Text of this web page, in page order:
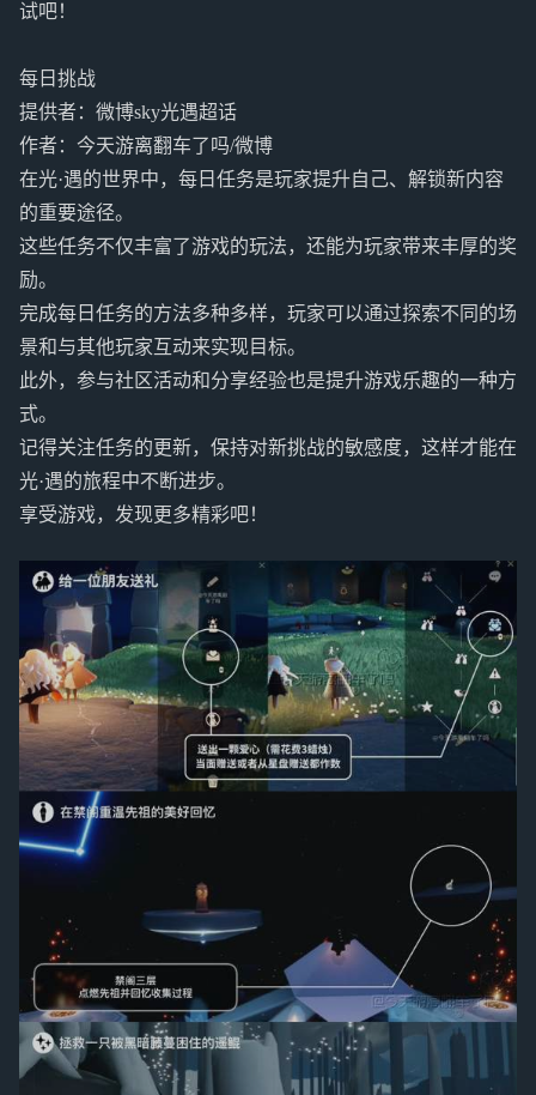
试吧！
每日挑战
提供者：微博sky光遇超话
作者：今天游离翻车了吗/微博
在光·遇的世界中，每日任务是玩家提升自己、解锁新内容
的重要途径。
这些任务不仅丰富了游戏的玩法，还能为玩家带来丰厚的奖
励。
完成每日任务的方法多种多样，玩家可以通过探索不同的场
景和与其他玩家互动来实现目标。
此外，参与社区活动和分享经验也是提升游戏乐趣的一种方
式。
记得关注任务的更新，保持对新挑战的敏感度，这样才能在
光·遇的旅程中不断进步。
享受游戏，发现更多精彩吧！